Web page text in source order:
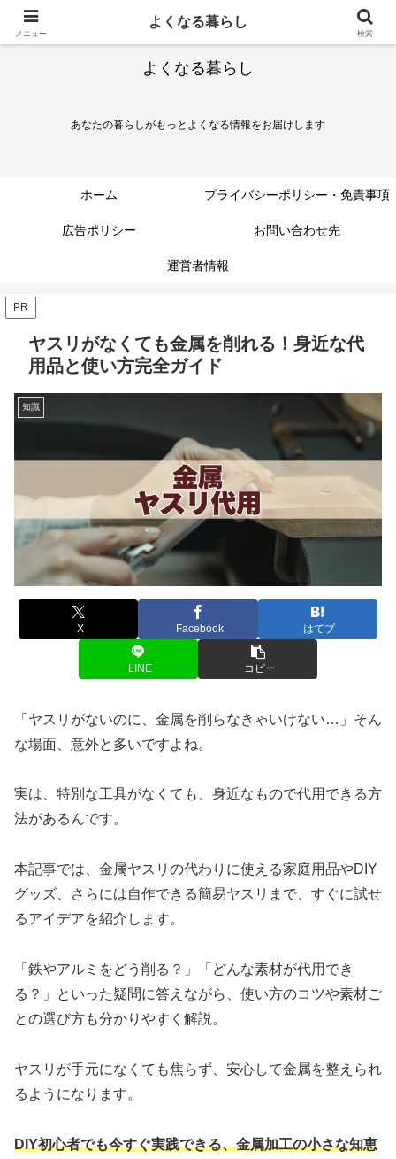
よくなる暮らし
あなたの暮らしがもっとよくなる情報をお届けします
ホーム プライバシーポリシー・免責事項
広告ポリシー お問い合わせ先
運営者情報
PR
ヤスリがなくても金属を削れる！身近な代
用品と使い方完全ガイド
知識
X Facebook はてブ
LINE コピー
「ヤスリがないのに、金属を削らなきゃいけない…」そん
な場面、意外と多いですよね。
実は、特別な工具がなくても、身近なもので代用できる方
法があるんです。
本記事では、金属ヤスリの代わりに使える家庭用品やDIY
グッズ、さらには自作できる簡易ヤスリまで、すぐに試せ
るアイデアを紹介します。
「鉄やアルミをどう削る？」「どんな素材が代用でき
る？」といった疑問に答えながら、使い方のコツや素材ご
との選び方も分かりやすく解説。
ヤスリが手元になくても焦らず、安心して金属を整えられ
るようになります。
DIY初心者でも今すぐ実践できる、金属加工の小さな知恵
メニュー
よくなる暮らし
検索